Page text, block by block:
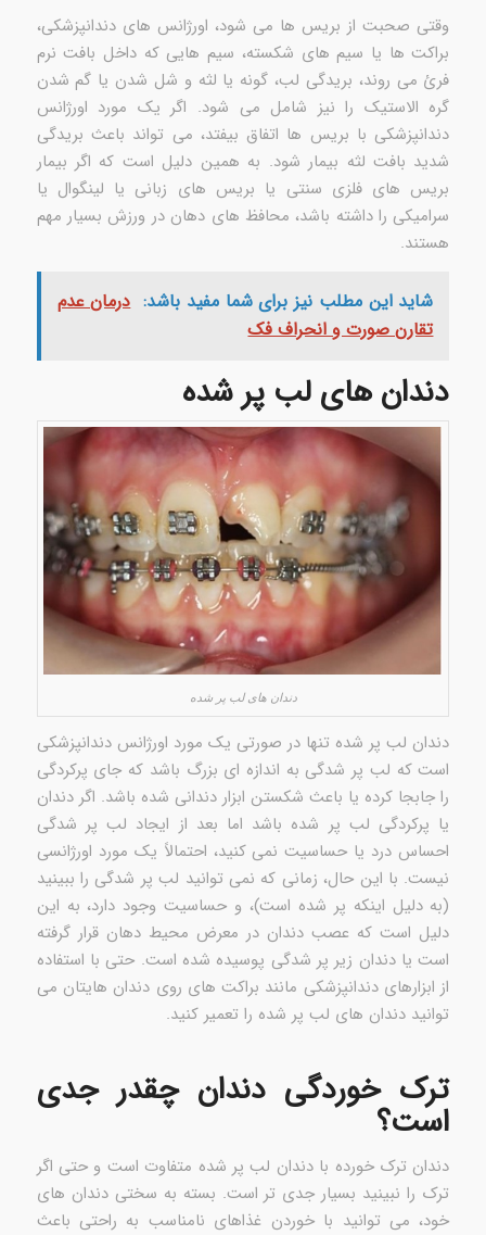
وقتی صحبت از بریس ها می شود، اورژانس های دندانپزشکی،
براکت ها یا سیم های شکسته، سیم هایی که داخل بافت نرم
فرئ می روند، بریدگی لب، گونه یا لثه و شل شدن یا گم شدن
گره الاستیک را نیز شامل می شود. اگر یک مورد اورژانس
دندانپزشکی با بریس ها اتفاق بیفتد، می تواند باعث بریدگی
شدید بافت لثه بیمار شود. به همین دلیل است که اگر بیمار
بریس های فلزی سنتی یا بریس های زبانی یا لینگوال یا
سرامیکی را داشته باشد، محافظ های دهان در ورزش بسیار مهم
هستند.
شاید این مطلب نیز برای شما مفید باشد: درمان عدم
تقارن صورت و انحراف فک
دندان های لب پر شده
دندان های لب پر شده
دندان لب پر شده تنها در صورتی یک مورد اورژانس دندانپزشکی
است که لب پر شدگی به اندازه ای بزرگ باشد که جای پرکردگی
را جابجا کرده یا باعث شکستن ابزار دندانی شده باشد. اگر دندان
یا پرکردگی لب پر شده باشد اما بعد از ایجاد لب پر شدگی
احساس درد یا حساسیت نمی کنید، احتمالاً یک مورد اورژانسی
نیست. با این حال، زمانی که نمی توانید لب پر شدگی را ببینید
(به دلیل اینکه پر شده است)، و حساسیت وجود دارد، به این
دلیل است که عصب دندان در معرض محیط دهان قرار گرفته
است یا دندان زیر پر شدگی پوسیده شده است. حتی با استفاده
از ابزارهای دندانپزشکی مانند براکت های روی دندان هایتان می
توانید دندان های لب پر شده را تعمیر کنید.
ترک خوردگی دندان چقدر جدی
است؟
دندان ترک خورده با دندان لب پر شده متفاوت است و حتی اگر
ترک را نبینید بسیار جدی تر است. بسته به سختی دندان های
خود، می توانید با خوردن غذاهای نامناسب به راحتی باعث